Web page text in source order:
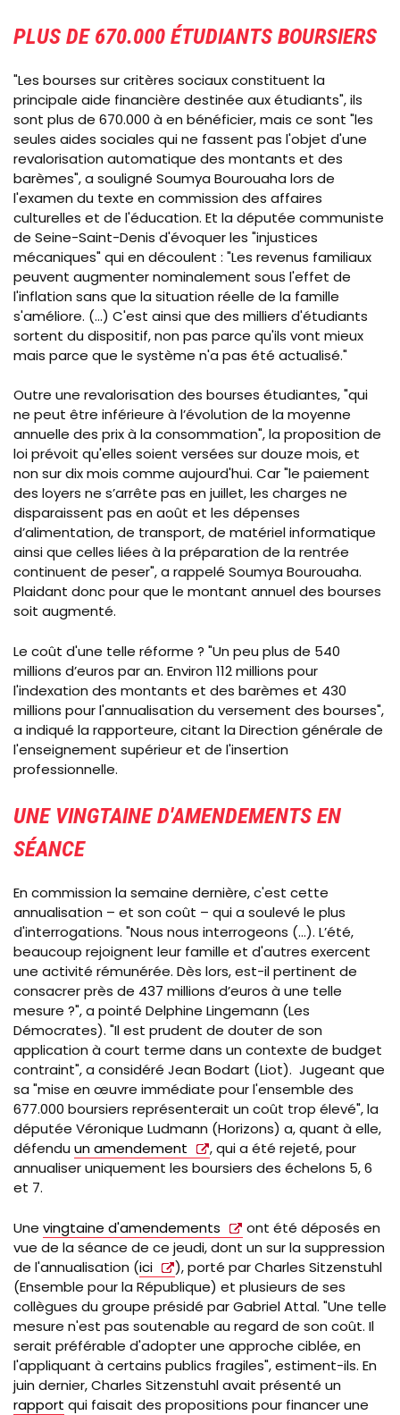
PLUS DE 670.000 ÉTUDIANTS BOURSIERS
"Les bourses sur critères sociaux constituent la
principale aide financière destinée aux étudiants", ils
sont plus de 670.000 à en bénéficier, mais ce sont "les
seules aides sociales qui ne fassent pas l'objet d'une
revalorisation automatique des montants et des
barèmes", a souligné Soumya Bourouaha lors de
l'examen du texte en commission des affaires
culturelles et de l'éducation. Et la députée communiste
de Seine-Saint-Denis d'évoquer les "injustices
mécaniques" qui en découlent : "Les revenus familiaux
peuvent augmenter nominalement sous l'effet de
l'inflation sans que la situation réelle de la famille
s'améliore. (...) C'est ainsi que des milliers d'étudiants
sortent du dispositif, non pas parce qu'ils vont mieux
mais parce que le système n'a pas été actualisé."
Outre une revalorisation des bourses étudiantes, "qui
ne peut être inférieure à l’évolution de la moyenne
annuelle des prix à la consommation", la proposition de
loi prévoit qu'elles soient versées sur douze mois, et
non sur dix mois comme aujourd'hui. Car "le paiement
des loyers ne s’arrête pas en juillet, les charges ne
disparaissent pas en août et les dépenses
d’alimentation, de transport, de matériel informatique
ainsi que celles liées à la préparation de la rentrée
continuent de peser", a rappelé Soumya Bourouaha.
Plaidant donc pour que le montant annuel des bourses
soit augmenté.
Le coût d'une telle réforme ? "Un peu plus de 540
millions d’euros par an. Environ 112 millions pour
l'indexation des montants et des barèmes et 430
millions pour l'annualisation du versement des bourses",
a indiqué la rapporteure, citant la Direction générale de
l'enseignement supérieur et de l'insertion
professionnelle.
UNE VINGTAINE D'AMENDEMENTS EN
SÉANCE
En commission la semaine dernière, c'est cette
annualisation – et son coût – qui a soulevé le plus
d'interrogations. "Nous nous interrogeons (...). L’été,
beaucoup rejoignent leur famille et d'autres exercent
une activité rémunérée. Dès lors, est-il pertinent de
consacrer près de 437 millions d’euros à une telle
mesure ?", a pointé Delphine Lingemann (Les
Démocrates). "Il est prudent de douter de son
application à court terme dans un contexte de budget
contraint", a considéré Jean Bodart (Liot). Jugeant que
sa "mise en œuvre immédiate pour l'ensemble des
677.000 boursiers représenterait un coût trop élevé", la
députée Véronique Ludmann (Horizons) a, quant à elle,
défendu un amendement
, qui a été rejeté, pour
annualiser uniquement les boursiers des échelons 5, 6
et 7.
Une vingtaine d'amendements
ont été déposés en
vue de la séance de ce jeudi, dont un sur la suppression
de l'annualisation (ici
), porté par Charles Sitzenstuhl
(Ensemble pour la République) et plusieurs de ses
collègues du groupe présidé par Gabriel Attal. "Une telle
mesure n'est pas soutenable au regard de son coût. Il
serait préférable d'adopter une approche ciblée, en
l'appliquant à certains publics fragiles", estiment-ils. En
juin dernier,Charles Sitzenstuhlavait présenté un
rapport qui faisait des propositions pour financer une